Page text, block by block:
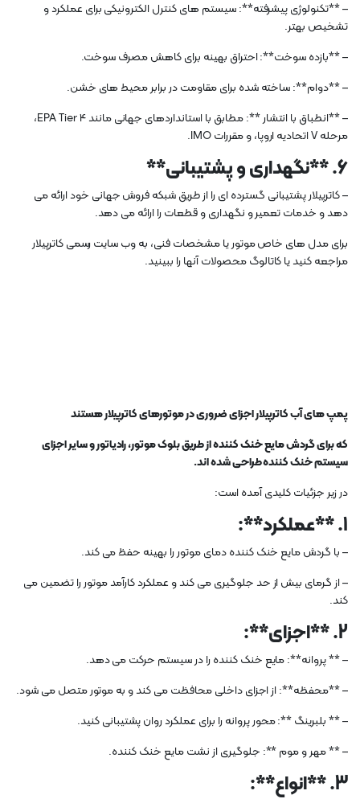
– **تکنولوژی پیشرفته**: سیستم های کنترل الکترونیکی برای عملکرد و
تشخیص بهتر.
– **بازده سوخت**: احتراق بهینه برای کاهش مصرف سوخت.
– **دوام**: ساخته شده برای مقاومت در برابر محیط های خشن.
– **انطباق با انتشار **: مطابق با استانداردهای جهانی مانند EPA Tier 4،
مرحله V اتحادیه اروپا، و مقررات IMO.
6. **نگهداری و پشتیبانی**
– کاترپیلار پشتیبانی گسترده ای را از طریق شبکه فروش جهانی خود ارائه می
دهد و خدمات تعمیر و نگهداری و قطعات را ارائه می دهد.
برای مدل های خاص موتور یا مشخصات فنی، به وب سایت رسمی کاترپیلار
مراجعه کنید یا کاتالوگ محصولات آنها را ببینید.
پمپ های آب کاترپیلار اجزای ضروری در موتورهای کاترپیلار هستند
که برای گردش مایع خنک کننده از طریق بلوک موتور، رادیاتور و سایر اجزای
سیستم خنک کننده طراحی شده اند.
در زیر جزئیات کلیدی آمده است:
1. **عملکرد**:
– با گردش مایع خنک کننده دمای موتور را بهینه حفظ می کند.
– از گرمای بیش از حد جلوگیری می کند و عملکرد کارآمد موتور را تضمین می
کند.
2. **اجزای**:
– ** پروانه**: مایع خنک کننده را در سیستم حرکت می دهد.
– **محفظه**: از اجزای داخلی محافظت می کند و به موتور متصل می شود.
– ** بلبرینگ **: محور پروانه را برای عملکرد روان پشتیبانی کنید.
– ** مهر و موم **: جلوگیری از نشت مایع خنک کننده.
3. **انواع**: